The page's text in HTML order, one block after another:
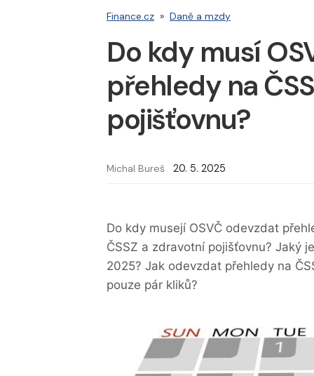
Finance.cz » Daně a mzdy
Do kdy musí
přehledy na
pojišťovnu?
Michal Bureš 20. 5. 2025
Do kdy musejí OSVČ odevzdat
ČSSZ a zdravotní pojišťovnu? Jaký
2025? Jak odevzdat přehledy na
pouze pár kliků?